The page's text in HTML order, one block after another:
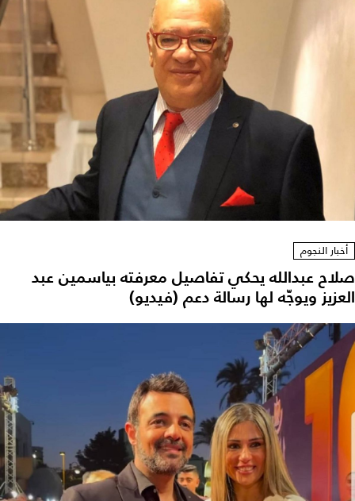
أخبار النجوم
صلاح عبدالله يحكي تفاصيل معرفته بياسمين عبد
العزيز ويوجّه لها رسالة دعم (فيديو)